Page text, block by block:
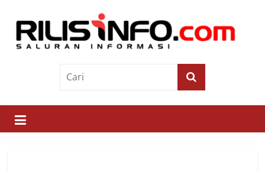
contentRilis
Saluran
Informasi